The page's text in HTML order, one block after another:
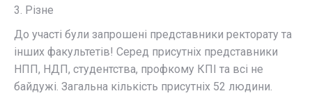
3. Різне
До участі були запрошені представники ректорату та
інших факультетів! Серед присутніх представники
НПП, НДП, студентства, профкому КПІ та всі не
байдужі. Загальна кількість присутніх 52 людини.